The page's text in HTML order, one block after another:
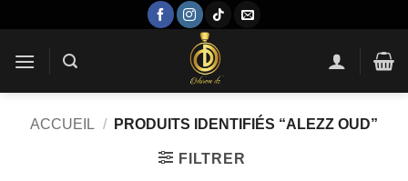
contenu
ACCUEIL / PRODUITS IDENTIFIÉS “ALEZZ OUD”
FILTRER